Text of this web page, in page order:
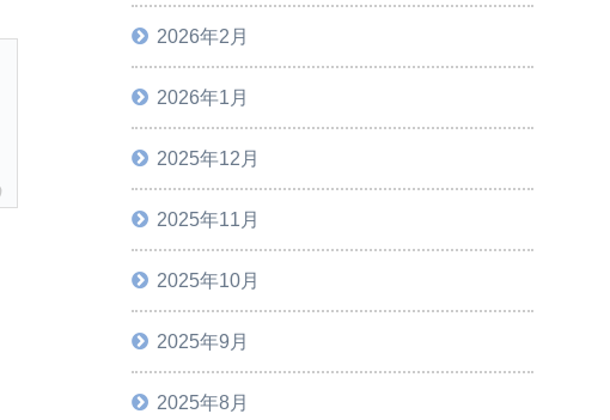
2026年2月
2026年1月
2025年12月
2025年11月
2025年10月
2025年9月
2025年8月